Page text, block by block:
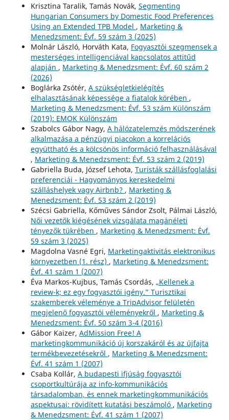
Krisztina Taralik, Tamás Novák, Segmenting
Hungarian Consumers by Domestic Food Preferences
Using an Extended TPB Model , Marketing &
Menedzsment: Évf. 59 szám 3 (2025)
Molnár László, Horváth Kata, Fogyasztói szegmensek a
mesterséges intelligenciával kapcsolatos attitűd
alapján , Marketing & Menedzsment: Évf. 60 szám 2
(2026)
Boglárka Zsótér, A szükségletkielégítés
elhalasztásának képessége a fiatalok körében ,
Marketing & Menedzsment: Évf. 53 szám Különszám
(2019): EMOK Különszám
Szabolcs Gábor Nagy, A hálózatelemzés módszerének
alkalmazása a pénzügyi piacokon a korrelációs
együttható és a kölcsönös információ felhasználásával
, Marketing & Menedzsment: Évf. 53 szám 2 (2019)
Gabriella Buda, József Lehota, Turisták szállásfoglalási
preferenciái - Hagyományos kereskedelmi
szálláshelyek vagy Airbnb? , Marketing &
Menedzsment: Évf. 53 szám 2 (2019)
Szécsi Gabriella, Kőműves Sándor Zsolt, Pálmai László,
Női vezetők kiégésének vizsgálata magánéleti
tényezők tükrében , Marketing & Menedzsment: Évf.
59 szám 3 (2025)
Magdolna Vasné Egri, Marketingaktivitás elektronikus
környezetben (1. rész) , Marketing & Menedzsment:
Évf. 41 szám 1 (2007)
Éva Markos-Kujbus, Tamás Csordás, „Kellenek a
review-k; ez egy fogyasztói igény.” Turisztikai
szakemberek véleménye a TripAdvisor felületén
megjelenő fogyasztói véleményekről , Marketing &
Menedzsment: Évf. 50 szám 3-4 (2016)
Gábor Kaizer, AdMission Free! A
marketingkommunikáció új korszakáról és az újfajta
termékbevezetésekről , Marketing & Menedzsment:
Évf. 41 szám 1 (2007)
Csaba Kollár, A budapesti ifjúság fogyasztói
csoportkultúrája az info-kommunikációs
társadalomban, és ennek marketingkommunikációs
aspektusai: rövidített kutatási beszámoló , Marketing
& Menedzsment: Évf. 41 szám 1 (2007)